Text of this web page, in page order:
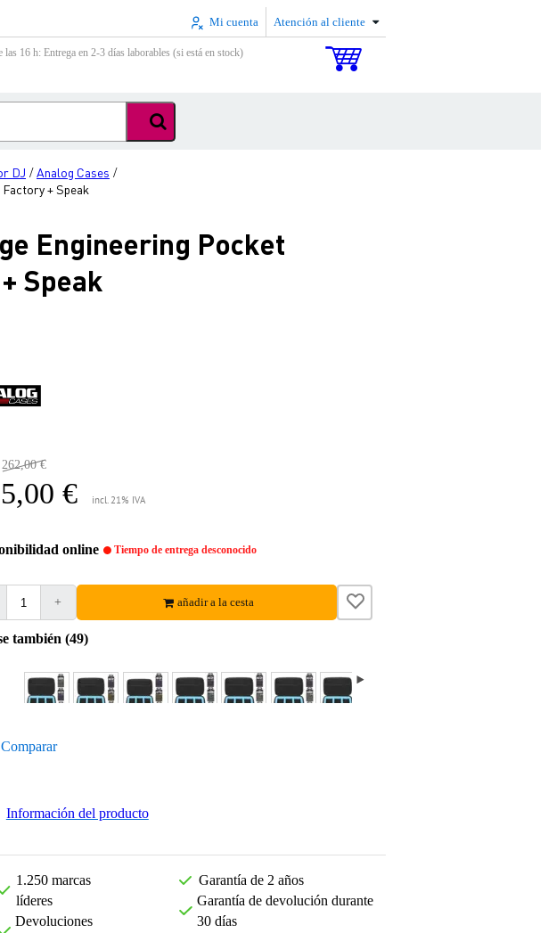
Mi cuenta Atención al cliente
las 16 h: Entrega en 2-3 días laborables (si está en stock)
DJ /Analog Cases /
+ Speak
Engineering Pocket
Speak
262,00 €
€ incl. 21% IVA
online Tiempo de entrega desconocido
+ añadir a la cesta
también (49)
Comparar
Información del producto
1.250 marcas
líderes
Devoluciones
Garantía de 2 años
Garantía de devolución durante
30 días